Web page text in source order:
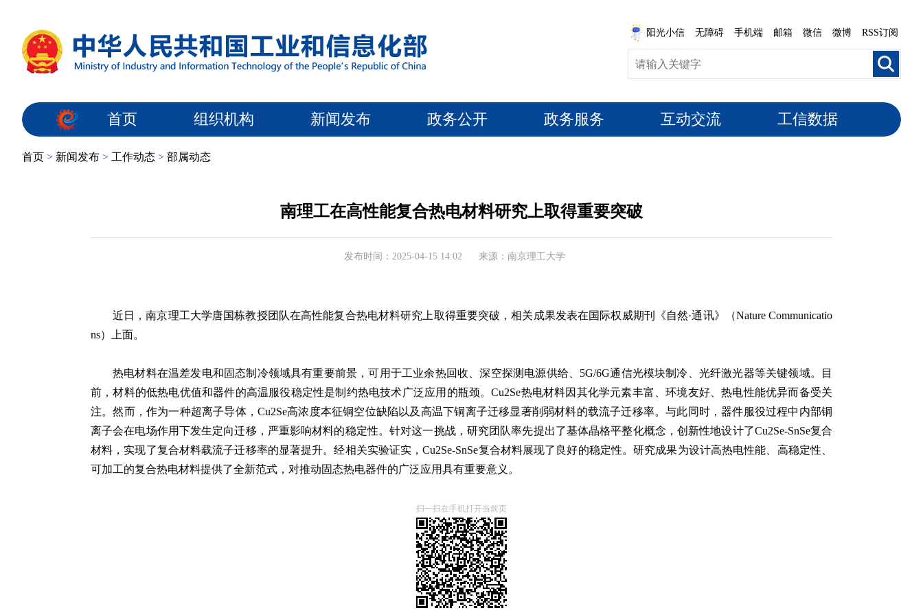
阳光小信 无障碍 手机端 邮箱 微信 微博 RSS订阅
首页 组织机构 新闻发布 政务公开 政务服务 互动交流 工信数据
首页 > 新闻发布 > 工作动态 > 部属动态
南理工在高性能复合热电材料研究上取得重要突破
发布时间：2025-04-15 14:02 来源：南京理工大学
近日，南京理工大学唐国栋教授团队在高性能复合热电材料研究上取得重要突破，相关成果发表在国际权威期刊 《自然·通讯》 （Nature Communicatio
ns）上面。
热电材料在温差发电和固态制冷领域具有重要前景，可用于工业余热回收、深空探测电源供给、5G/6G通信光模块制冷、光纤激光器等关键领域。目
前，材料的低热电优值和器件的高温服役稳定性是制约热电技术广泛应用的瓶颈。Cu2Se热电材料因其化学元素丰富、环境友好、热电性能优异而备受关
注。然而，作为一种超离子导体，Cu2Se高浓度本征铜空位缺陷以及高温下铜离子迁移显著削弱材料的载流子迁移率。与此同时，器件服役过程中内部铜
离子会在电场作用下发生定向迁移，严重影响材料的稳定性。针对这一挑战，研究团队率先提出了基体晶格平整化概念，创新性地设计了Cu2Se-SnSe复合
材料，实现了复合材料载流子迁移率的显著提升。经相关实验证实，Cu2Se-SnSe复合材料展现了良好的稳定性。研究成果为设计高热电性能、高稳定性、
可加工的复合热电材料提供了全新范式，对推动固态热电器件的广泛应用具有重要意义。
扫一扫在手机打开当前页